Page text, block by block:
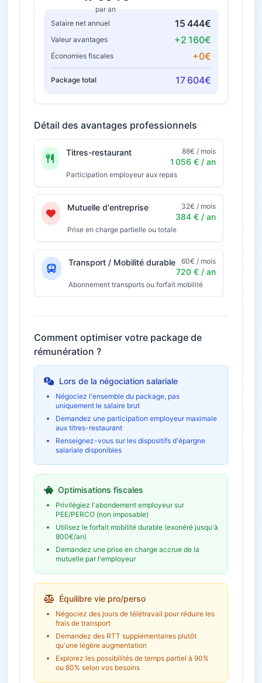
par an
Salaire net annuel
15 444€
Valeur avantages +2 160€
Économies fiscales +0€
Package total 17 604€
Détail des avantages professionnels
Titres-restaurant 88€ / mois
1 056 € / an
Participation employeur aux repas
Mutuelle d'entreprise 32€ / mois
384 € / an
Prise en charge partielle ou totale
Transport / Mobilité durable 60€ / mois
720 € / an
Abonnement transports ou forfait mobilité
Comment optimiser votre package de
rémunération ?
Lors de la négociation salariale
Négociez l'ensemble du package, pas
uniquement le salaire brut
Demandez une participation employeur maximale
aux titres-restaurant
Renseignez-vous sur les dispositifs d'épargne
salariale disponibles
Optimisations fiscales
Privilégiez l'abondement employeur sur
PEE/PERCO (non imposable)
Utilisez le forfait mobilité durable (exonéré jusqu'à
800€/an)
Demandez une prise en charge accrue de la
mutuelle par l'employeur
Équilibre vie pro/perso
Négociez des jours de télétravail pour réduire les
frais de transport
Demandez des RTT supplémentaires plutôt
qu'une légère augmentation
Explorez les possibilités de temps partiel à 90%
ou 80% selon vos besoins